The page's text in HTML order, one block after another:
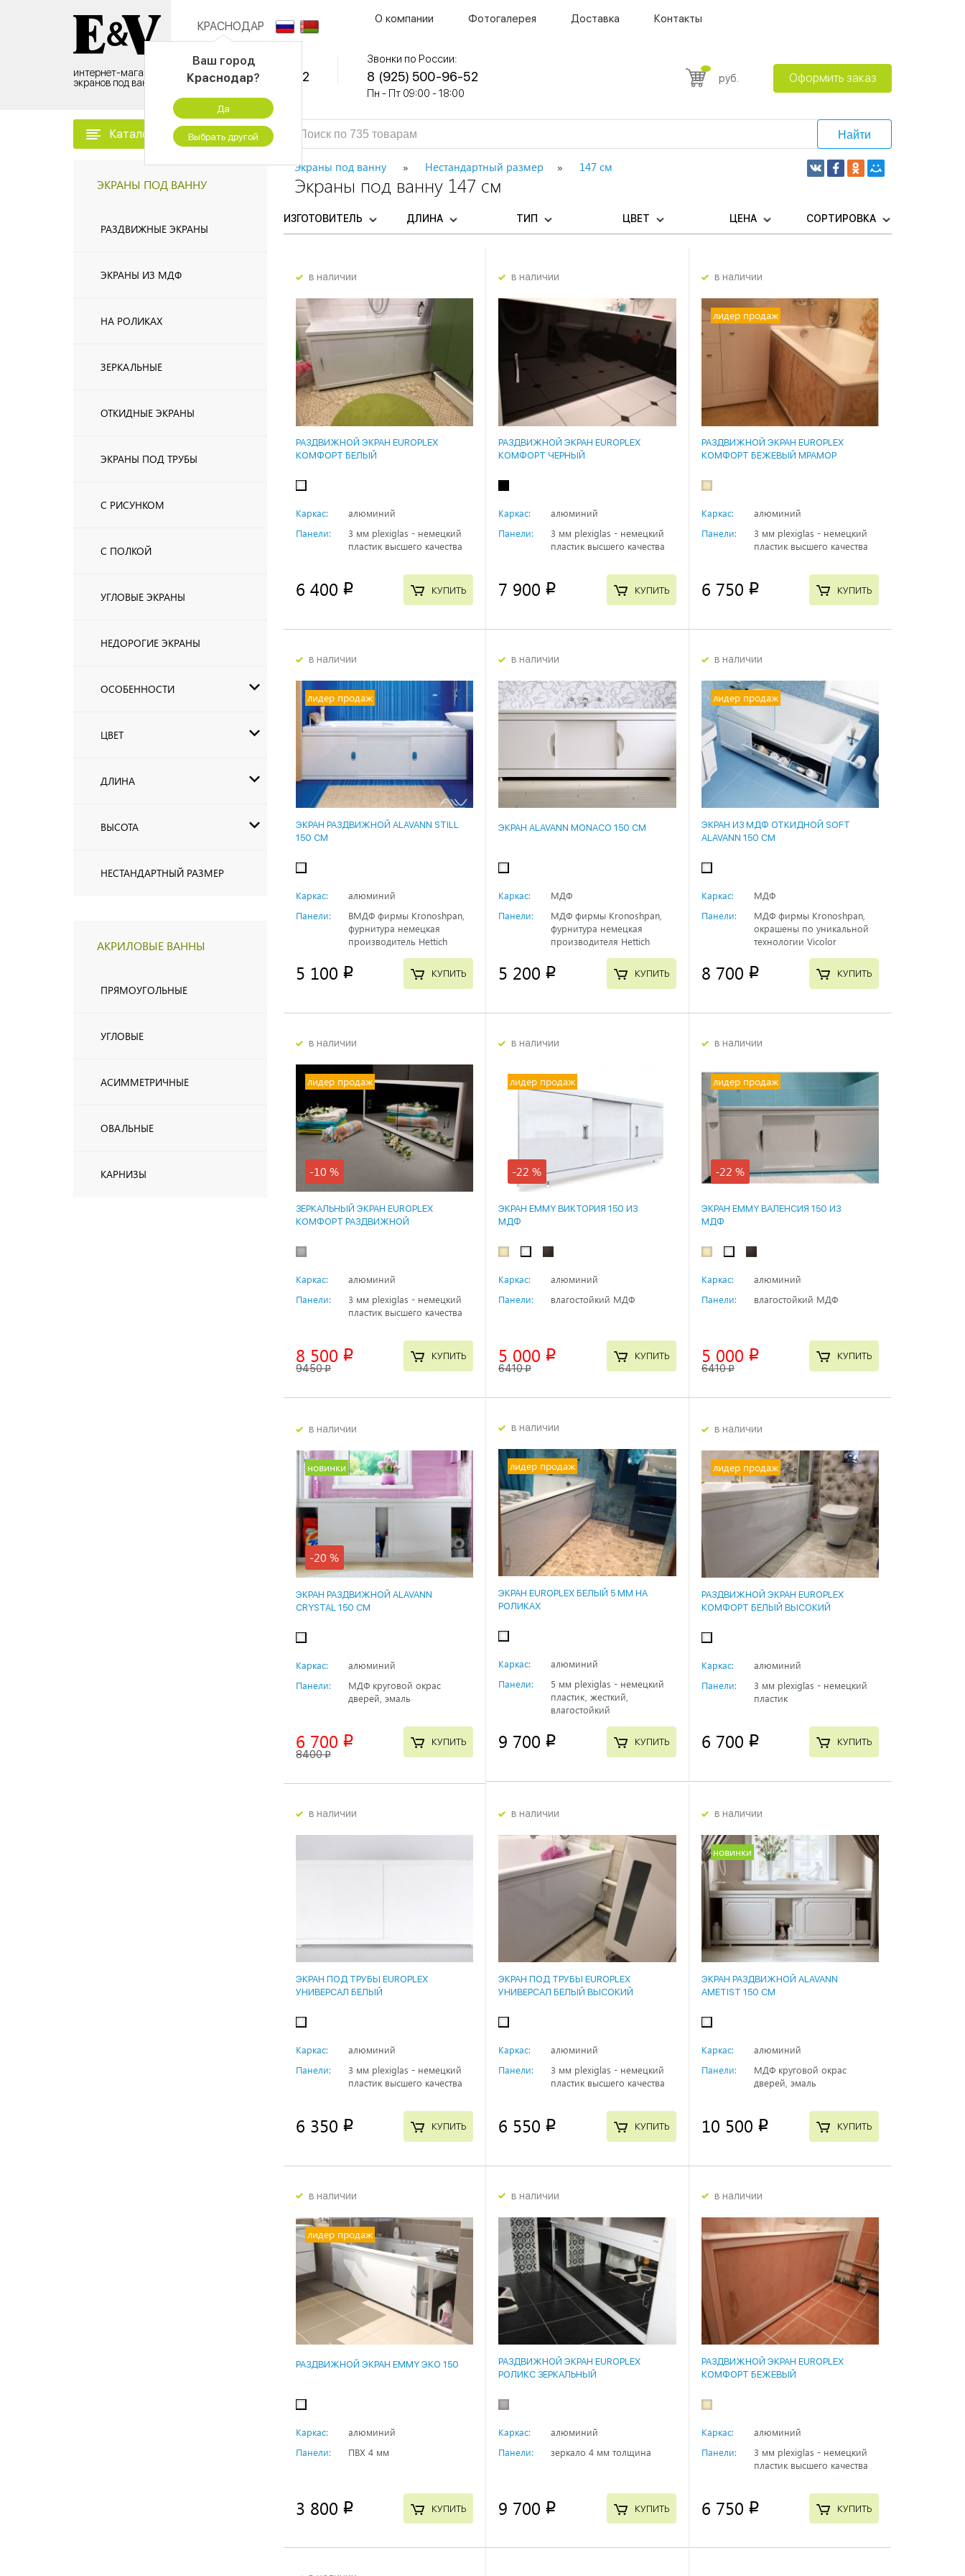
интернет-магазин
экранов под ванну
КРАСНОДАР
Ваш город
Краснодар?
Да
Выбрать другой
О компании Фотогалерея Доставка Контакты
Контактный центр:
8 (495) 500-96-52
Звонки по России:
8 (925) 500-96-52
Пн - Пт 09:00 - 18:00
руб. Оформить заказ
Каталог товаров Найти
ЭКРАНЫ ПОД ВАННУ
РАЗДВИЖНЫЕ ЭКРАНЫ
ЭКРАНЫ ИЗ МДФ
НА РОЛИКАХ
ЗЕРКАЛЬНЫЕ
ОТКИДНЫЕ ЭКРАНЫ
ЭКРАНЫ ПОД ТРУБЫ
С РИСУНКОМ
С ПОЛКОЙ
УГЛОВЫЕ ЭКРАНЫ
НЕДОРОГИЕ ЭКРАНЫ
ОСОБЕННОСТИ
ЦВЕТ
ДЛИНА
ВЫСОТА
НЕСТАНДАРТНЫЙ РАЗМЕР
АКРИЛОВЫЕ ВАННЫ
ПРЯМОУГОЛЬНЫЕ
УГЛОВЫЕ
АСИММЕТРИЧНЫЕ
ОВАЛЬНЫЕ
КАРНИЗЫ
Экраны под ванну Нестандартный размер 147 см
Экраны под ванну 147 см
ИЗГОТОВИТЕЛЬ ДЛИНА ТИП ЦВЕТ ЦЕНА СОРТИРОВКА
в наличии
РАЗДВИЖНОЙ ЭКРАН EUROPLEX
КОМФОРТ БЕЛЫЙ
Каркас:
алюминий
Панели:
3 мм plexiglas - немецкий
пластик высшего качества
6 400 p КУПИТЬ
в наличии
РАЗДВИЖНОЙ ЭКРАН EUROPLEX
КОМФОРТ ЧЕРНЫЙ
Каркас:
алюминий
Панели:
3 мм plexiglas - немецкий
пластик высшего качества
7 900 p КУПИТЬ
в наличии
лидер продаж
РАЗДВИЖНОЙ ЭКРАН EUROPLEX
КОМФОРТ БЕЖЕВЫЙ МРАМОР
Каркас:
алюминий
Панели:
3 мм plexiglas - немецкий
пластик высшего качества
6 750 p КУПИТЬ
в наличии
лидер продаж
ЭКРАН РАЗДВИЖНОЙ ALAVANN STILL
150 СМ
Каркас:
алюминий
Панели:
ВМДФ фирмы Kronoshpan,
фурнитура немецкая
производитель Hettich
5 100 p КУПИТЬ
в наличии
ЭКРАН ALAVANN MONACO 150 СМ
Каркас:
МДФ
Панели:
МДФ фирмы Kronoshpan,
фурнитура немецкая
производителя Hettich
5 200 p КУПИТЬ
в наличии
лидер продаж
ЭКРАН ИЗ МДФ ОТКИДНОЙ SOFT
ALAVANN 150 СМ
Каркас:
МДФ
Панели:
МДФ фирмы Kronoshpan,
окрашены по уникальной
технологии Vicolor
8 700 p КУПИТЬ
в наличии
лидер продаж
-10 %
ЗЕРКАЛЬНЫЙ ЭКРАН EUROPLEX
КОМФОРТ РАЗДВИЖНОЙ
Каркас:
алюминий
Панели:
3 мм plexiglas - немецкий
пластик высшего качества
8 500 p
9450p
КУПИТЬ
в наличии
лидер продаж
-22 %
ЭКРАН EMMY ВИКТОРИЯ 150 ИЗ
МДФ
Каркас:
алюминий
Панели:
влагостойкий МДФ
5 000 p
6410p
КУПИТЬ
в наличии
лидер продаж
-22 %
ЭКРАН EMMY ВАЛЕНСИЯ 150 ИЗ
МДФ
Каркас:
алюминий
Панели:
влагостойкий МДФ
5 000 p
6410p
КУПИТЬ
в наличии
новинки
-20 %
ЭКРАН РАЗДВИЖНОЙ ALAVANN
CRYSTAL 150 СМ
Каркас:
алюминий
Панели:
МДФ круговой окрас
дверей, эмаль
6 700 p
8400p
КУПИТЬ
в наличии
лидер продаж
ЭКРАН EUROPLEX БЕЛЫЙ 5 ММ НА
РОЛИКАХ
Каркас:
алюминий
Панели:
5 мм plexiglas - немецкий
пластик, жесткий,
влагостойкий
9 700 p КУПИТЬ
в наличии
лидер продаж
РАЗДВИЖНОЙ ЭКРАН EUROPLEX
КОМФОРТ БЕЛЫЙ ВЫСОКИЙ
Каркас:
алюминий
Панели:
3 мм plexiglas - немецкий
пластик
6 700 p КУПИТЬ
в наличии
ЭКРАН ПОД ТРУБЫ EUROPLEX
УНИВЕРСАЛ БЕЛЫЙ
Каркас:
алюминий
Панели:
3 мм plexiglas - немецкий
пластик высшего качества
6 350 p КУПИТЬ
в наличии
ЭКРАН ПОД ТРУБЫ EUROPLEX
УНИВЕРСАЛ БЕЛЫЙ ВЫСОКИЙ
Каркас:
алюминий
Панели:
3 мм plexiglas - немецкий
пластик высшего качества
6 550 p КУПИТЬ
в наличии
новинки
ЭКРАН РАЗДВИЖНОЙ ALAVANN
AMETIST 150 СМ
Каркас:
алюминий
Панели:
МДФ круговой окрас
дверей, эмаль
10 500 p КУПИТЬ
в наличии
лидер продаж
РАЗДВИЖНОЙ ЭКРАН EMMY ЭКО 150
Каркас:
алюминий
Панели:
ПВХ 4 мм
3 800 p КУПИТЬ
в наличии
РАЗДВИЖНОЙ ЭКРАН EUROPLEX
РОЛИКС ЗЕРКАЛЬНЫЙ
Каркас:
алюминий
Панели:
зеркало 4 мм толщина
9 700 p КУПИТЬ
в наличии
РАЗДВИЖНОЙ ЭКРАН EUROPLEX
КОМФОРТ БЕЖЕВЫЙ
Каркас:
алюминий
Панели:
3 мм plexiglas - немецкий
пластик высшего качества
6 750 p КУПИТЬ